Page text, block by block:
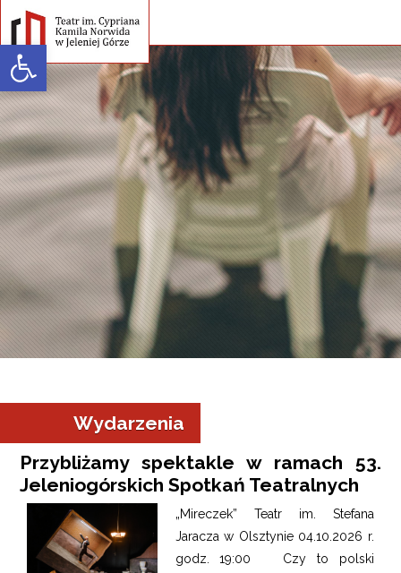
Open toolbar
Wydarzenia
Przybliżamy spektakle w ramach 53.
Jeleniogórskich Spotkań Teatralnych
„Mireczek” Teatr im. Stefana
Jaracza w Olsztynie 04.10.2026 r.
godz. 19:00 Czy to polski